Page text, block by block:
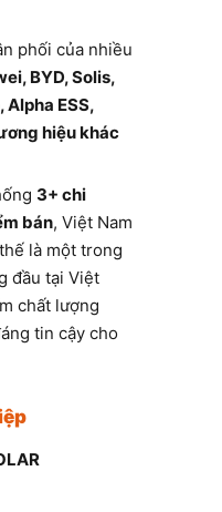
phối của nhiều
BYD, Solis,
ESS,
hiệu khác
3+ chi
bán, Việt Nam
là một trong
đầu tại Việt
chất lượng
tin cậy cho